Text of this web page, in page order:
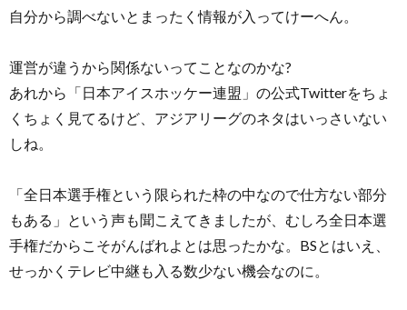
自分から調べないとまったく情報が入ってけーへん。
運営が違うから関係ないってことなのかな?
あれから「日本アイスホッケー連盟」の公式Twitterをちょ
くちょく見てるけど、アジアリーグのネタはいっさいない
しね。
「全日本選手権という限られた枠の中なので仕方ない部分
もある」という声も聞こえてきましたが、むしろ全日本選
手権だからこそがんばれよとは思ったかな。BSとはいえ、
せっかくテレビ中継も入る数少ない機会なのに。